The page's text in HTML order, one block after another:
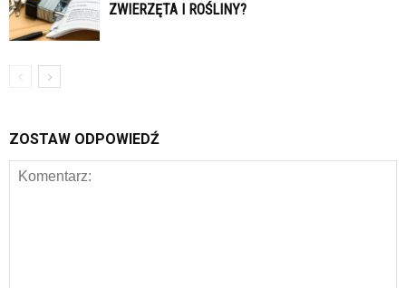
ZWIERZĘTA I ROŚLINY?
ZOSTAW ODPOWIEDŹ